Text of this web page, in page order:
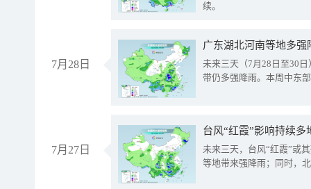
续。
7月28日
广东湖北河南等地多
未来三天（7月28日至30
带仍多强降雨。本周中东
7月27日
台风“红霞”影响持续
未来三天，台风“红霞”或
等地带来强降雨；同时，